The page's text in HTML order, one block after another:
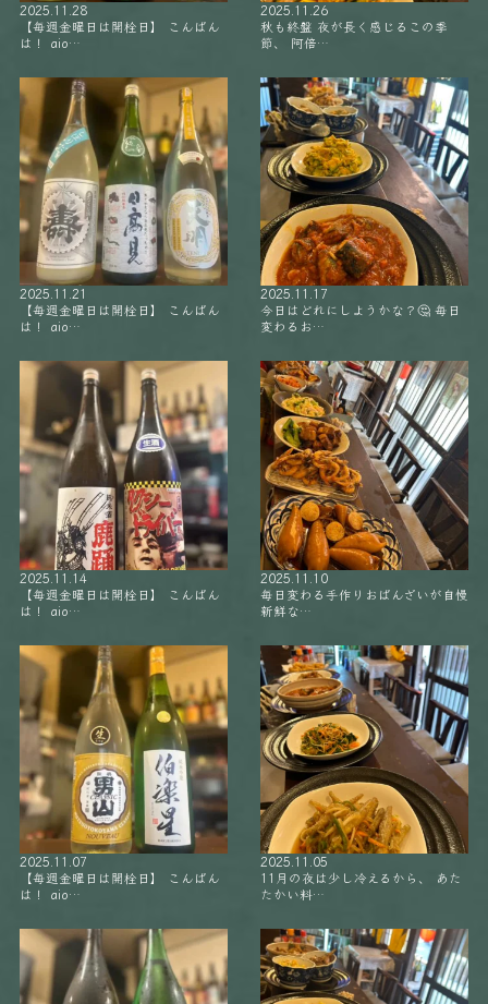
2025.11.28
【毎週金曜日は開栓日】 こんばん
は！ aio…
2025.11.26
秋も終盤 夜が長く感じるこの季
節、 阿倍…
2025.11.21
【毎週金曜日は開栓日】 こんばん
は！ aio…
2025.11.17
今日はどれにしようかな？🤔 毎日
変わるお…
2025.11.14
【毎週金曜日は開栓日】 こんばん
は！ aio…
2025.11.10
毎日変わる手作りおばんざいが自慢
新鮮な…
2025.11.07
【毎週金曜日は開栓日】 こんばん
は！ aio…
2025.11.05
11月の夜は少し冷えるから、 あた
たかい料…